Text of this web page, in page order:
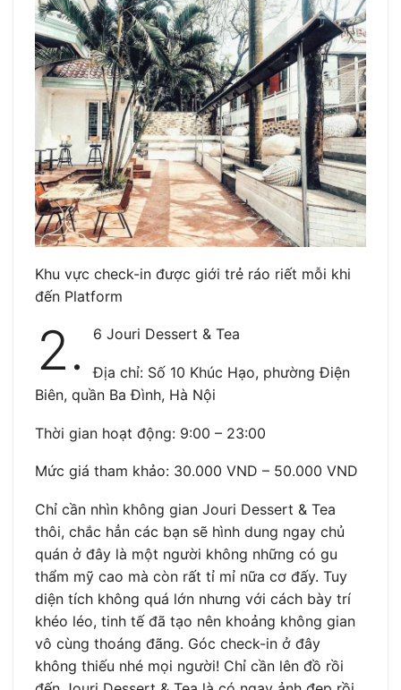
Khu vực check-in được giới trẻ ráo riết mỗi khi
đến Platform
2. 6 Jouri Dessert & Tea
Địa chỉ: Số 10 Khúc Hạo, phường Điện
Biên, quần Ba Đình, Hà Nội
Thời gian hoạt động: 9:00 – 23:00
Mức giá tham khảo: 30.000 VND – 50.000 VND
Chỉ cần nhìn không gian Jouri Dessert & Tea
thôi, chắc hẳn các bạn sẽ hình dung ngay chủ
quán ở đây là một người không những có gu
thẩm mỹ cao mà còn rất tỉ mỉ nữa cơ đấy. Tuy
diện tích không quá lớn nhưng với cách bày trí
khéo léo, tinh tế đã tạo nên khoảng không gian
vô cùng thoáng đãng. Góc check-in ở đây
không thiếu nhé mọi người! Chỉ cần lên đồ rồi